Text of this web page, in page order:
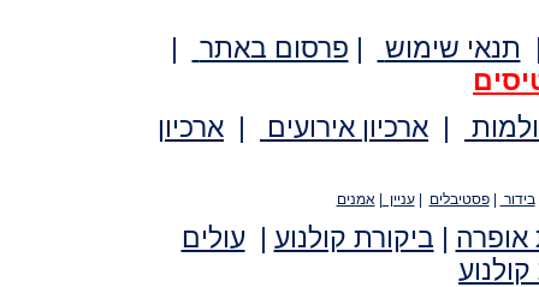
תנאי שימוש | פרסום באתר
|
| ארכיון אירועים | ארכיון
בידור |פסטיבלים |עניין |אמנים
אופרה | ביקורת קולנוע |עולים
קולנוע